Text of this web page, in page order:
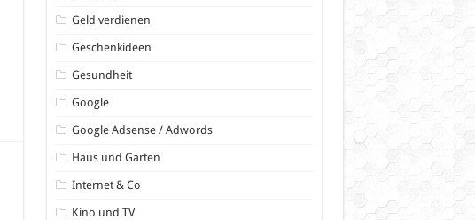
Geld verdienen
Geschenkideen
Gesundheit
Google
Google Adsense / Adwords
Haus und Garten
Internet & Co
Kino und TV